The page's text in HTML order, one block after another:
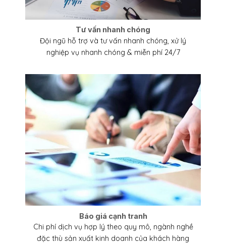
Tư vấn nhanh chóng
Đội ngũ hỗ trợ và tư vấn nhanh chóng, xử lý
nghiệp vụ nhanh chóng & miễn phí 24/7
Báo giá cạnh tranh
Chi phí dịch vụ hợp lý theo quy mô, ngành nghề
đặc thù sản xuất kinh doanh của khách hàng